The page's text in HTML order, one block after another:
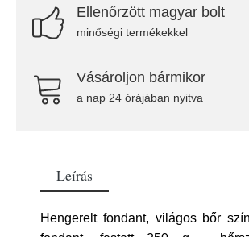
Ellenőrzött magyar bolt
minőségi termékekkel
Vásároljon bármikor
a nap 24 órájában nyitva
Leírás
Hengerelt fondant, világos bőr